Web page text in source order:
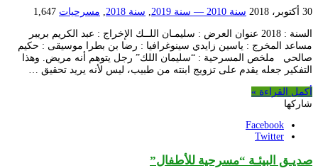
30 أكتوبر، 2018 سنة 2010 — سنة 2019 , سنة 2018 , مسرحيات 1,647
السنة : 2018 عنوان العرض : سليمـان اللــك الإخراج : عبد الكريم بريبر
مساعد المخرج : ياسين زايدي سينوغرافيا : رضا بن بطرا موسيقى : حكيم
صالحي ملخص المسرحية : “سليمان اللك” رجل يتوهم أنه مريض. وهذا
التفكير جعله يقدم على تزويج ابنته من طبيب، ليس لأنه يريد تحقيق …
أكمل القراءة »
شاركها
Facebook
Twitter
صديـق البيئـة “مسرحية للأطفال”